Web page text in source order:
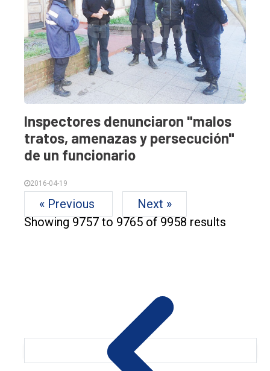
Inspectores denunciaron "malos
tratos, amenazas y persecución"
de un funcionario
2016-04-19
« Previous
Next »
Showing 9757 to 9765 of 9958 results